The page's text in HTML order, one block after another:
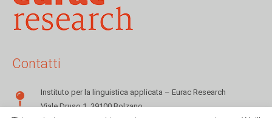
Contatti
Instituto per la linguistica applicata – Eurac Research
Viale Druso 1, 39100 Bolzano